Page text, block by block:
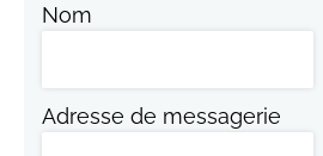
Nom
Adresse de messagerie